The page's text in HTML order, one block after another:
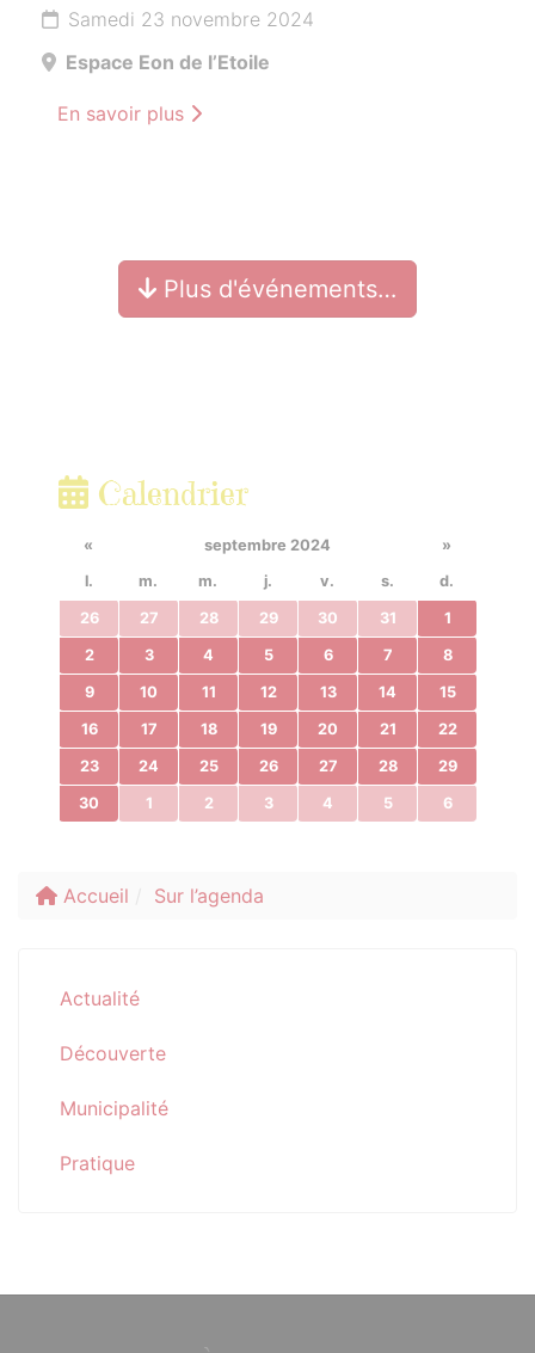
Samedi 23 novembre 2024
Espace Eon de l’Etoile
En savoir plus
Plus d'événements…
Calendrier
« septembre 2024
»
l.
m. m. j. v. s. d.
26 27 28 29 30 31 1
2 3 4 5 6 7 8
9 10 11 12 13 14 15
16 17 18 19 20 21 22
23 24 25 26 27 28 29
30 1 2 3 4 5 6
Accueil Sur l’agenda
Actualité
Découverte
Municipalité
Pratique